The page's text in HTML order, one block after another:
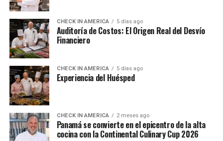
CHECK IN AMERICA 5 días ago
Auditoría de Costos: El Origen Real del Desvío
Financiero
CHECK IN AMERICA 5 días ago
Experiencia del Huésped
CHECK IN AMERICA 2 meses ago
Panamá se convierte en el epicentro de la alta
cocina con la Continental Culinary Cup 2026